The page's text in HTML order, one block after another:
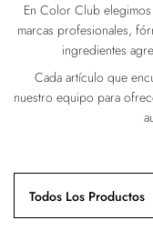
En Color Club
marcas profesionales,
ingredientes
Cada artículo que
nuestro equipo para
Todos Los Productos